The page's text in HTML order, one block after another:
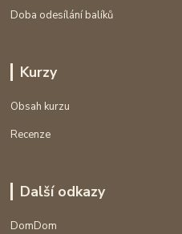
Doba odesílání balíků
Kurzy
Obsah kurzu
Recenze
Další odkazy
DomDom